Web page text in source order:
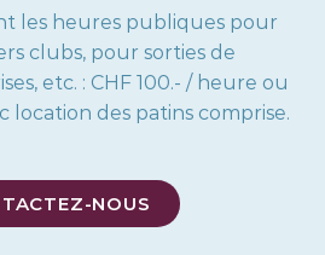
les heures publiques pour
clubs, pour sorties de
etc. : CHF 100.- / heure ou
location des patins comprise.
NOUS